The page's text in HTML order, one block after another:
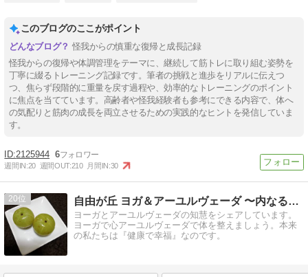
このブログのここがポイント
怪我からの慎重な復帰と成長記録
怪我からの復帰や体調管理をテーマに、継続して筋トレに取り組む姿勢を
丁寧に綴るトレーニング記録です。筆者の挑戦と進歩をリアルに伝えつ
つ、焦らず段階的に重量を戻す過程や、効率的なトレーニングのポイント
に焦点を当てています。高齢者や怪我経験者も参考にできる内容で、体へ
の気配りと筋肉の成長を両立させるための実践的なヒントを発信していま
す。
2125944 6
週間IN:20 週間OUT:210 月間IN:30
20 自由が丘 ヨガ＆アーユルヴェーダ 〜内なる光を感じる〜
ヨーガとアーユルヴェーダの知慧をシェアしています。
ヨーガで心アーユルヴェーダで体を整えましょう。本来
の私たちは『健康で幸福』なのです。